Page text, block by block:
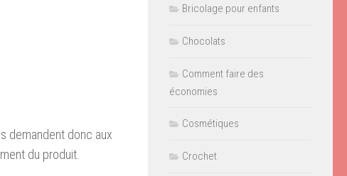
demandent donc aux
du produit.
Bricolage pour enfants
Chocolats
Comment faire des
économies
Cosmétiques
Crochet